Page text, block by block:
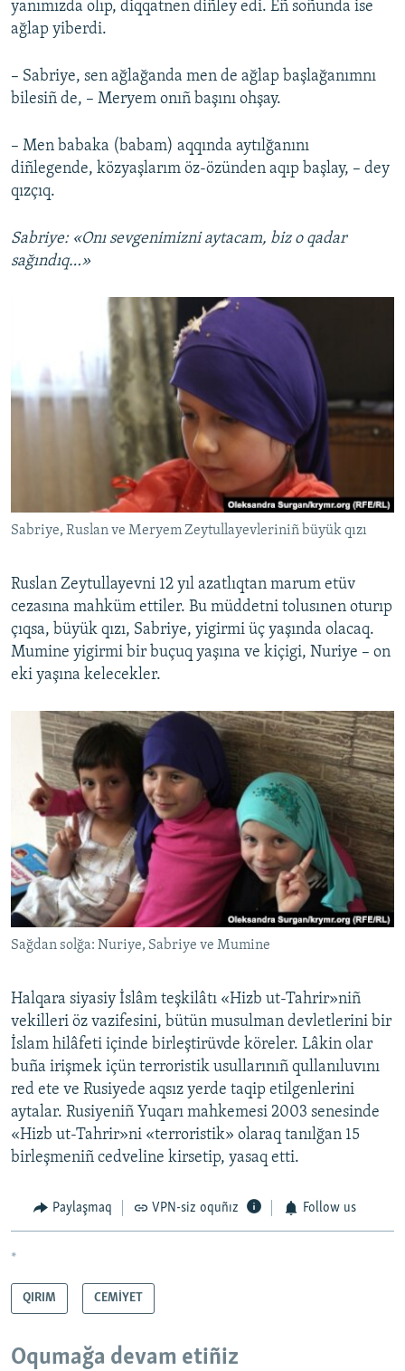
o
s
d
l
d
e
yanımızda olıp, diqqatnen diñley edi. Eñ soñunda ise
ağlap yiberdi.
– Sabriye, sen ağlağanda men de ağlap başlağanımnı
bilesiñ de, – Meryem onıñ başını ohşay.
– Men babaka (babam) aqqında aytılğanını
diñlegende, közyaşlarım öz-özünden aqıp başlay, – dey
qızçıq.
Sabriye: «Onı sevgenimizni aytacam, biz o qadar
sağındıq…»
Sabriye, Ruslan ve Meryem Zeytullayevleriniñ büyük qızı
Ruslan Zeytullayevni 12 yıl azatlıqtan marum etüv
cezasına mahküm ettiler. Bu müddetni tolusınen oturıp
çıqsa, büyük qızı, Sabriye, yigirmi üç yaşında olacaq.
Mumine yigirmi bir buçuq yaşına ve kiçigi, Nuriye – on
eki yaşına kelecekler.
Sağdan solğa: Nuriye, Sabriye ve Mumine
Halqara siyasiy İslâm teşkilâtı «Hizb ut-Tahrir»niñ
vekilleri öz vazifesini, bütün musulman devletlerini bir
İslam hilâfeti içinde birleştirüvde köreler. Lâkin olar
buña irişmek içün terroristik usullarınıñ qullanıluvını
red ete ve Rusiyede aqsız yerde taqip etilgenlerini
aytalar. Rusiyeniñ Yuqarı mahkemesi 2003 senesinde
«Hizb ut-Tahrir»ni «terroristik» olaraq tanılğan 15
birleşmeniñ cedveline kirsetip, yasaq etti.
Paylaşmaq VPN-siz oquñız Follow us
*
QIRIM CEMİYET
Oqumağa devam etiñiz